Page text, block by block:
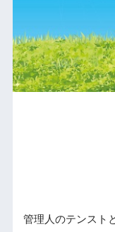
管理人のテンスト